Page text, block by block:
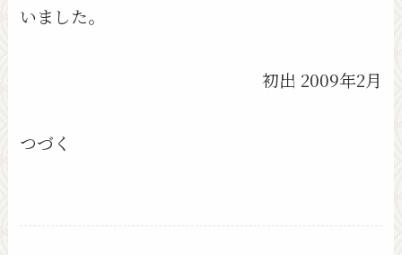
いました。
初出 2009年2月
つづく